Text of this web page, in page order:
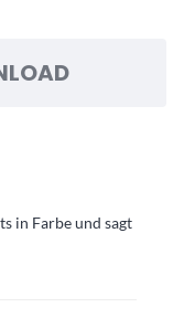
in Farbe und sagt